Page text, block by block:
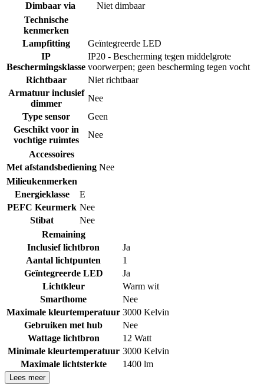
Dimbaar via
Niet dimbaar
Technische
kenmerken
Lampfitting
Geïntegreerde LED
IP
Beschermingsklasse
IP20 - Bescherming tegen middelgrote
voorwerpen; geen bescherming tegen vocht
Richtbaar
Niet richtbaar
Armatuur inclusief
dimmer
Nee
Type sensor
Geen
Geschikt voor in
vochtige ruimtes
Nee
Accessoires
Met afstandsbediening Nee
Milieukenmerken
Energieklasse
E
PEFC Keurmerk Nee
Stibat
Nee
Remaining
Inclusief lichtbron
Ja
Aantal lichtpunten
1
Geïntegreerde LED
Ja
Lichtkleur
Warm wit
Smarthome
Nee
Maximale kleurtemperatuur 3000 Kelvin
Gebruiken met hub
Nee
Wattage lichtbron
12 Watt
Minimale kleurtemperatuur 3000 Kelvin
Maximale lichtsterkte
1400 lm
Lees meer